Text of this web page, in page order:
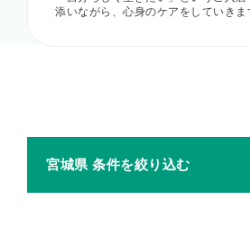
添いながら、心身のケアをしていきま
宮城県 条件を絞り込む